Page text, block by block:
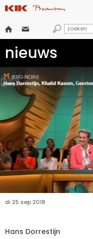
  
nieuws
di 25 sep 2018
Hans Dorrestijn